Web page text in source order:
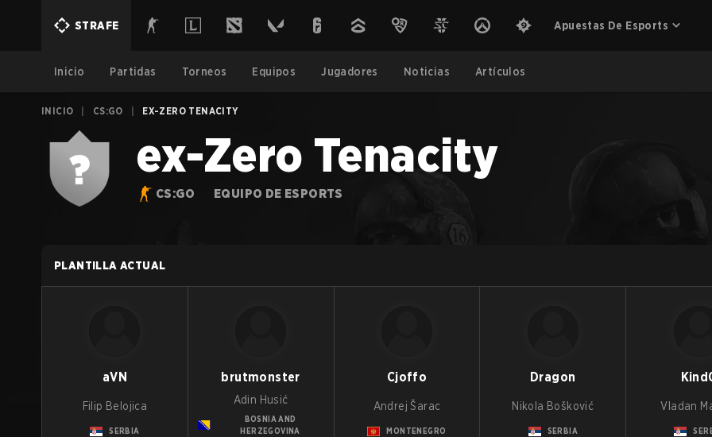
STRAFE Apuestas De Esports
Inicio Partidas Torneos Equipos Jugadores Noticias Artículos
INICIO CS:GO EX-ZERO TENACITY
ex-Zero Tenacity
CS:GO EQUIPO DE ESPORTS
PLANTILLA ACTUAL
aVN
Filip Belojica
SERBIA
brutmonster
Adin Husić
BOSNIA AND
HERZEGOVINA
Cjoffo
Andrej Šarac
MONTENEGRO
Dragon
Nikola Bošković
SERBIA
Vladan